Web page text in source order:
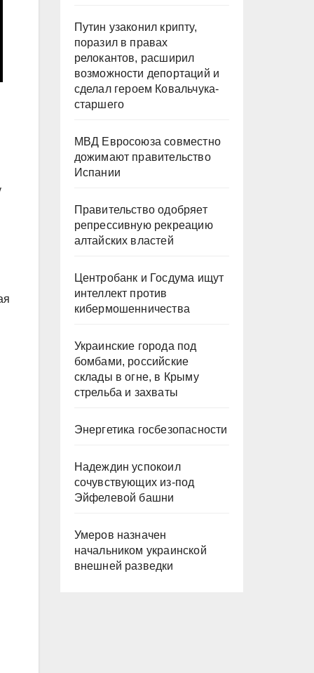
Путин узаконил крипту,
поразил в правах
релокантов, расширил
возможности депортаций и
сделал героем Ковальчука-
старшего
МВД Евросоюза совместно
дожимают правительство
Испании
Правительство одобряет
репрессивную рекреацию
алтайских властей
Центробанк и Госдума ищут
интеллект против
кибермошенничества
Украинские города под
бомбами, российские
склады в огне, в Крыму
стрельба и захваты
Энергетика госбезопасности
Надеждин успокоил
сочувствующих из-под
Эйфелевой башни
Умеров назначен
начальником украинской
внешней разведки